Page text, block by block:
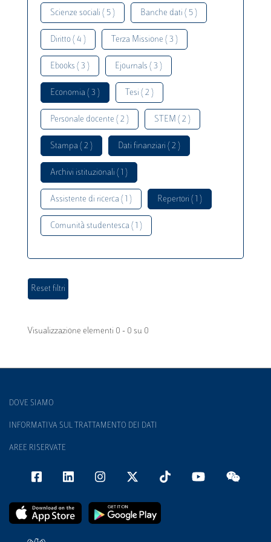
Scienze sociali ( 5 ) Banche dati ( 5 )
Diritto ( 4 ) Terza Missione ( 3 )
Ebooks ( 3 ) Ejournals ( 3 )
Economia ( 3 ) Tesi ( 2 )
Personale docente ( 2 ) STEM ( 2 )
Stampa ( 2 ) Dati finanziari ( 2 )
Archivi istituzionali ( 1 )
Assistente di ricerca ( 1 ) Repertori ( 1 )
Comunità studentesca ( 1 )
Visualizzazione elementi 0 - 0 su 0
DOVE SIAMO
INFORMATIVA SUL TRATTAMENTO DEI DATI
AREE RISERVATE